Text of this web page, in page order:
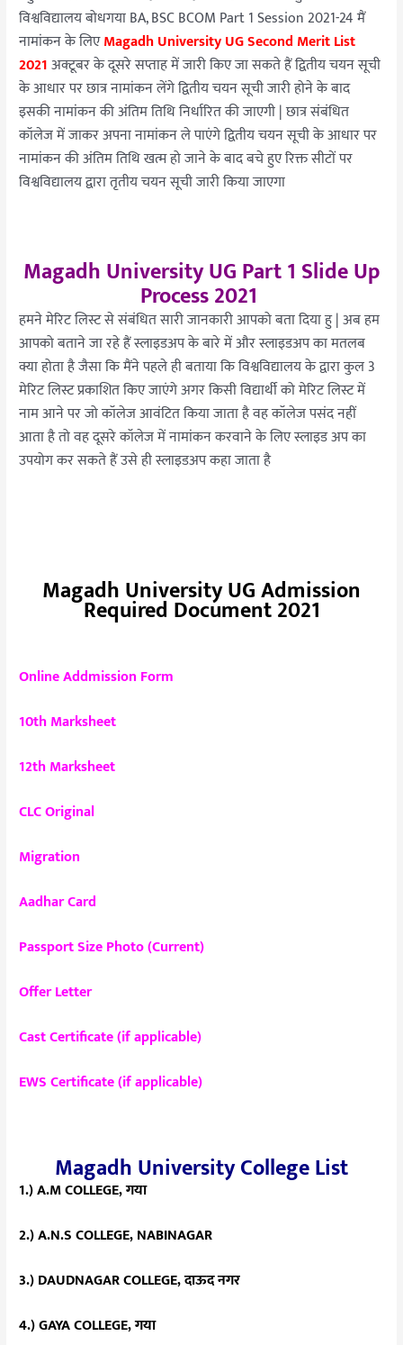
विश्वविद्यालय बोधगया BA, BSC BCOM Part 1 Session 2021-24 मैं
नामांकन के लिएMagadh University UG Second Merit List
2021अक्टूबर के दूसरे सप्ताह में जारी किए जा सकते हैं द्वितीय चयन सूची
के आधार पर छात्र नामांकन लेंगे द्वितीय चयन सूची जारी होने के बाद
इसकी नामांकन की अंतिम तिथि निर्धारित की जाएगी | छात्र संबंधित
कॉलेज में जाकर अपना नामांकन ले पाएंगे द्वितीय चयन सूची के आधार पर
नामांकन की अंतिम तिथि खत्म हो जाने के बाद बचे हुए रिक्त सीटों पर
विश्वविद्यालय द्वारा तृतीय चयन सूची जारी किया जाएगा
Magadh University UG Part 1 Slide Up
Process 2021
हमने मेरिट लिस्ट से संबंधित सारी जानकारी आपको बता दिया हु | अब हम
आपको बताने जा रहे हैं स्लाइडअप के बारे में और स्लाइडअप का मतलब
क्या होता है जैसा कि मैंने पहले ही बताया कि विश्वविद्यालय के द्वारा कुल 3
मेरिट लिस्ट प्रकाशित किए जाएंगे अगर किसी विद्यार्थी को मेरिट लिस्ट में
नाम आने पर जो कॉलेज आवंटित किया जाता है वह कॉलेज पसंद नहीं
आता है तो वह दूसरे कॉलेज में नामांकन करवाने के लिए स्लाइड अप का
उपयोग कर सकते हैं उसे ही स्लाइडअप कहा जाता है
Magadh University UG Admission
Required Document 2021
Online Addmission Form
10th Marksheet
12th Marksheet
CLC Original
Migration
Aadhar Card
Passport Size Photo (Current)
Offer Letter
Cast Certificate (if applicable)
EWS Certificate (if applicable)
Magadh University College List
1.) A.M COLLEGE, गया
2.) A.N.S COLLEGE, NABINAGAR
3.) DAUDNAGAR COLLEGE, दाऊद नगर
4.) GAYA COLLEGE, गया